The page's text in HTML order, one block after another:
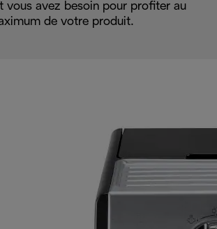
vous avez besoin pour profiter au
de votre produit.